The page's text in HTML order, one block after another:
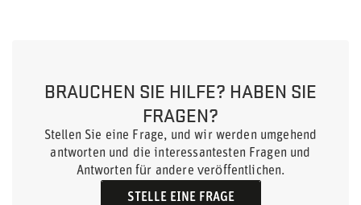
BRAUCHEN SIE HILFE? HABEN SIE
FRAGEN?
Stellen Sie eine Frage, und wir werden umgehend
antworten und die interessantesten Fragen und
Antworten für andere veröffentlichen.
STELLE EINE FRAGE